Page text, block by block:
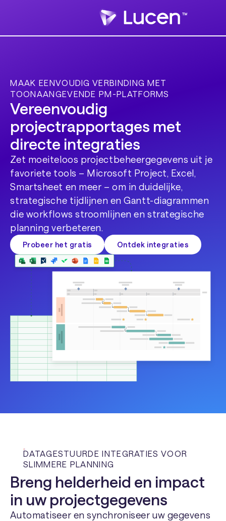
MAAK EENVOUDIG VERBINDING MET
TOONAANGEVENDE PM-PLATFORMS
Vereenvoudig
projectrapportages met
directe integraties
Zet moeiteloos projectbeheergegevens uit je
favoriete tools – Microsoft Project, Excel,
Smartsheet en meer – om in duidelijke,
strategische tijdlijnen en Gantt-diagrammen
die workflows stroomlijnen en strategische
planning verbeteren.
Probeer het gratis Ontdek integraties
DATAGESTUURDE INTEGRATIES VOOR
SLIMMERE PLANNING
Breng helderheid en impact
in uw projectgegevens
Automatiseer en synchroniseer uw gegevens